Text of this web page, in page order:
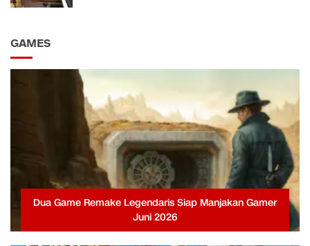
GAMES
Dua Game Remake Legendaris Siap Manjakan Gamer
Juni 2026